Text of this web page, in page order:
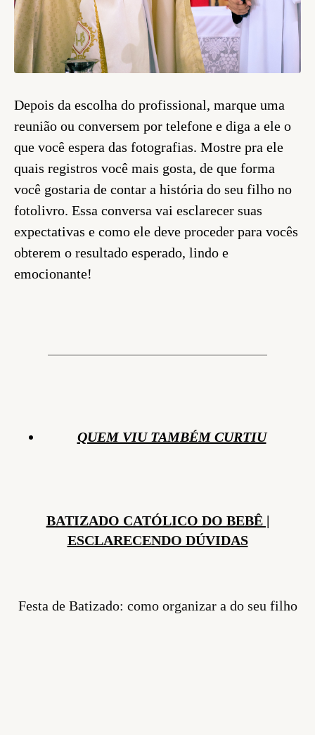
Depois da escolha do profissional, marque uma
reunião ou conversem por telefone e diga a ele o
que você espera das fotografias. Mostre pra ele
quais registros você mais gosta, de que forma
você gostaria de contar a história do seu filho no
fotolivro. Essa conversa vai esclarecer suas
expectativas e como ele deve proceder para vocês
obterem o resultado esperado, lindo e
emocionante!
QUEM VIU TAMBÉM CURTIU
BATIZADO CATÓLICO DO BEBÊ |
ESCLARECENDO DÚVIDAS
Festa de Batizado: como organizar a do seu filho